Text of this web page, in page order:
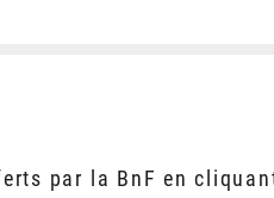
par la BnF en